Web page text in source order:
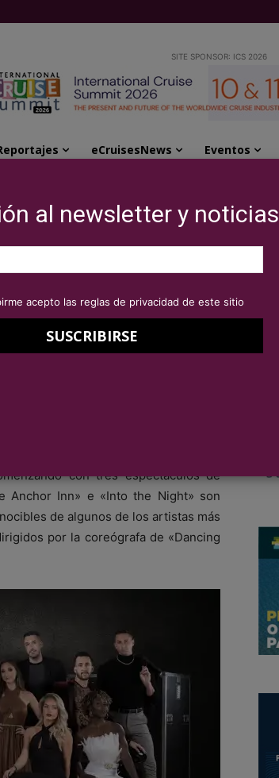
SITE SPONSOR: ICS 2026
eCruisesNews Eventos
con espectáculos de Brodway a bordo...
en su
de
a bordo del Vista, el primero
nuevas ofertas gastronómicas
lujoso, Oceania Cruises está
con tres espectáculos de
Anchor Inn» e «Into the Night» son
de algunos de los artistas más
por la coreógrafa de «Dancing
al newsletter y noticias
acepto las reglas de privacidad de este sitio